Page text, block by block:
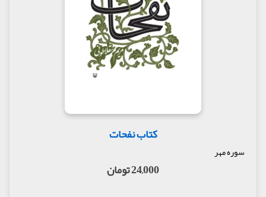
کتاب نفحات
سوره مهر
24,000 تومان